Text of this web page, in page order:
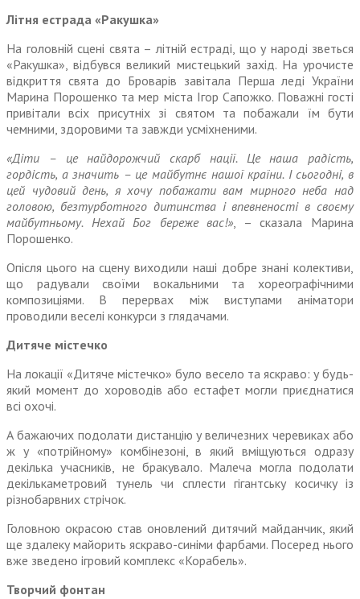
Літня естрада «Ракушка»
На головній сцені свята – літній естраді, що у народі зветься
«Ракушка», відбувся великий мистецький захід. На урочисте
відкриття свята до Броварів завітала Перша леді України
Марина Порошенко та мер міста Ігор Сапожко. Поважні гості
привітали всіх присутніх зі святом та побажали їм бути
чемними, здоровими та завжди усміхненими.
«Діти – це найдорожчий скарб нації. Це наша радість,
гордість, а значить – це майбутнє нашої країни. І сьогодні, в
цей чудовий день, я хочу побажати вам мирного неба над
головою, безтурботного дитинства і впевненості в своєму
майбутньому. Нехай Бог береже вас!», – сказала Марина
Порошенко.
Опісля цього на сцену виходили наші добре знані колективи,
що радували своїми вокальними та хореографічними
композиціями. В перервах між виступами аніматори
проводили веселі конкурси з глядачами.
Дитяче містечко
На локації «Дитяче містечко» було весело та яскраво: у будь-
який момент до хороводів або естафет могли приєднатися
всі охочі.
А бажаючих подолати дистанцію у величезних черевиках або
ж у «потрійному» комбінезоні, в який вміщуються одразу
декілька учасників, не бракувало. Малеча могла подолати
декількаметровий тунель чи сплести гігантську косичку із
різнобарвних стрічок.
Головною окрасою став оновлений дитячий майданчик, який
ще здалеку майо­рить яскраво-синіми фарбами. Посеред нього
вже зведено ігровий комплекс «Корабель».
Творчий фонтан